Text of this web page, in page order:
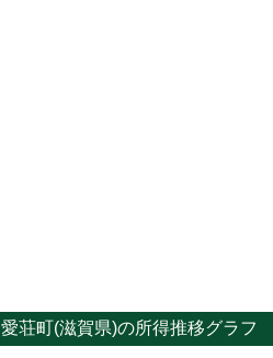
愛荘町(滋賀県)の所得推移グラフ